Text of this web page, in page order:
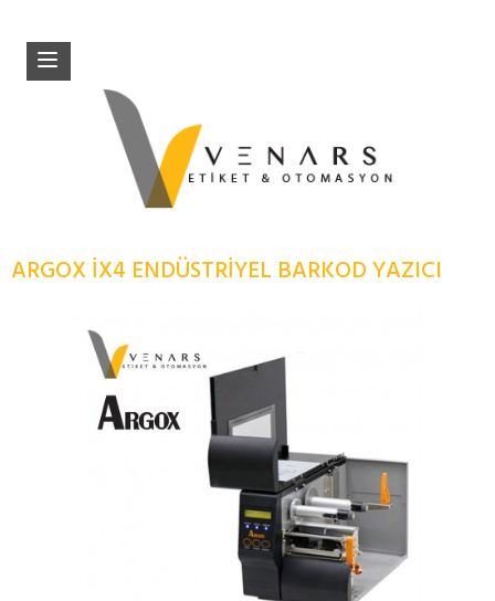
ARGOX İX4 ENDÜSTRIYEL BARKOD YAZICI